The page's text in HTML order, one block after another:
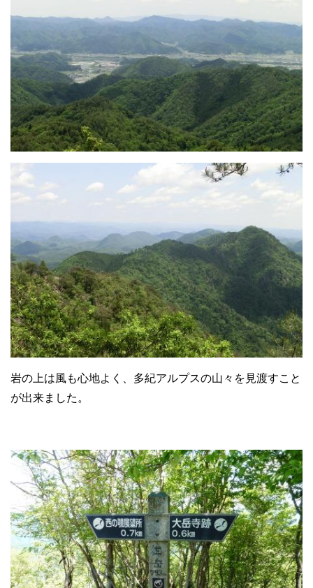
岩の上は風も心地よく、多紀アルプスの山々を見渡すこと
が出来ました。